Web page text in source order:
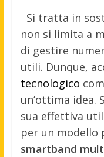
Si tratta in
non si limita a
di gestire
utili. Dunque,
tecnologico
un’ottima idea.
sua effettiva
per un modello
smartband